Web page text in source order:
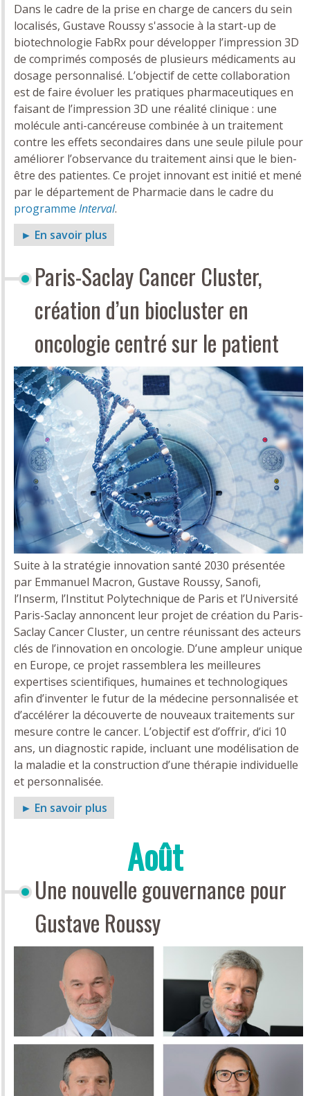
Dans le cadre de la prise en charge de cancers du sein
localisés, Gustave Roussy s'associe à la start-up de
biotechnologie FabRx pour développer l’impression 3D
de comprimés composés de plusieurs médicaments au
dosage personnalisé. L’objectif de cette collaboration
est de faire évoluer les pratiques pharmaceutiques en
faisant de l’impression 3D une réalité clinique : une
molécule anti-cancéreuse combinée à un traitement
contre les effets secondaires dans une seule pilule pour
améliorer l’observance du traitement ainsi que le bien-
être des patientes. Ce projet innovant est initié et mené
par le département de Pharmacie dans le cadre du
programme Interval.
► En savoir plus
Paris-Saclay Cancer Cluster,
création d’un biocluster en
oncologie centré sur le patient
Suite à la stratégie innovation santé 2030 présentée
par Emmanuel Macron, Gustave Roussy, Sanofi,
l’Inserm, l’Institut Polytechnique de Paris et l’Université
Paris-Saclay annoncent leur projet de création du Paris-
Saclay Cancer Cluster, un centre réunissant des acteurs
clés de l’innovation en oncologie. D’une ampleur unique
en Europe, ce projet rassemblera les meilleures
expertises scientifiques, humaines et technologiques
afin d’inventer le futur de la médecine personnalisée et
d’accélérer la découverte de nouveaux traitements sur
mesure contre le cancer. L’objectif est d’offrir, d’ici 10
ans, un diagnostic rapide, incluant une modélisation de
la maladie et la construction d’une thérapie individuelle
et personnalisée.
► En savoir plus
Août
Une nouvelle gouvernance pour
Gustave Roussy